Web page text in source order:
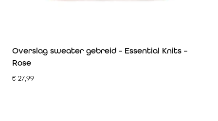
Overslag sweater gebreid – Essential Knits –
Rose
€ 27,99